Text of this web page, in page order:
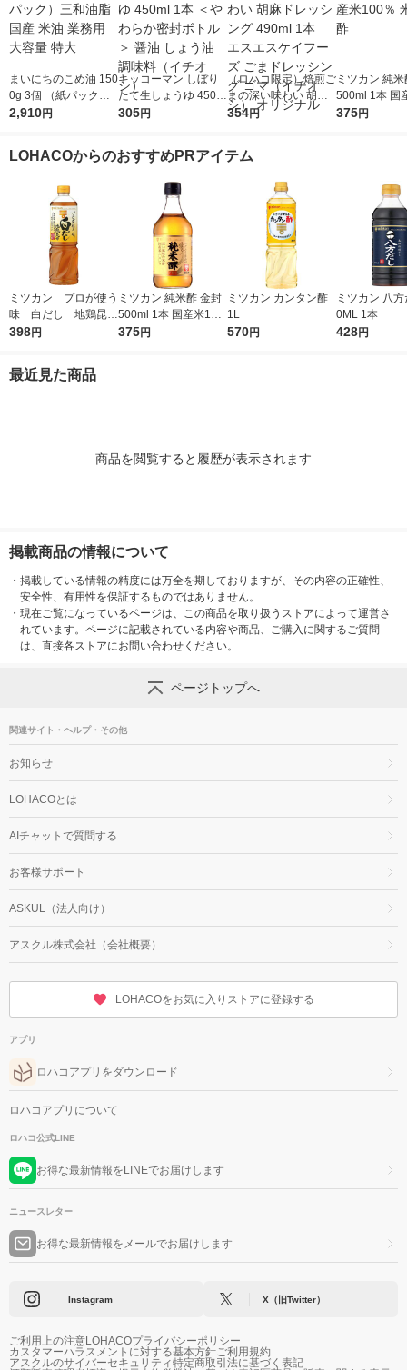
まいにちのこめ油 150
0g 3個 （紙パック）
三和油脂 国産 米油 業
2,910円
キッコーマン しぼり
たて生しょうゆ 450m
l 1本 ＜やわらか密封
シ）
305円
（ロハコ限定）焙煎ご
まの深い味わい 胡麻
ドレッシング 490ml 1
ゴマ（イチオシ） オ
354円
ミツカン 純
500ml 1本 国
0％ 米酢 食酢
375円
LOHACOからのおすすめPRアイテム
ミツカン プロが使う
味 白だし 地鶏昆
布 1L（1000ml）
398円
ミツカン 純米酢 金封
500ml 1本 国産米10
0％ 米酢 食酢
375円
ミツカン カンタン酢
1L
570円
ミツカン 八
0ML 1本
428円
最近見た商品
商品を閲覧すると履歴が表示されます
掲載商品の情報について
・ 掲載している情報の精度には万全を期しておりますが、その内容の正確性、
安全性、有用性を保証するものではありません。
・ 現在ご覧になっているページは、この商品を取り扱うストアによって運営さ
れています。ページに記載されている内容や商品、ご購入に関するご質問
は、直接各ストアにお問い合わせください。
ページトップへ
関連サイト・ヘルプ・その他
お知らせ
LOHACOとは
AIチャットで質問する
お客様サポート
ASKUL（法人向け）
アスクル株式会社（会社概要）
LOHACOをお気に入りストアに登録する
アプリ
ロハコアプリをダウンロード
ロハコアプリについて
ロハコ公式LINE
お得な最新情報をLINEでお届けします
ニュースレター
お得な最新情報をメールでお届けします
Instagram X（旧Twitter）
ご利用上の注意LOHACOプライバシーポリシー
カスタマーハラスメントに対する基本方針ご利用規約
アスクルのサイバーセキュリティ特定商取引法に基づく表記